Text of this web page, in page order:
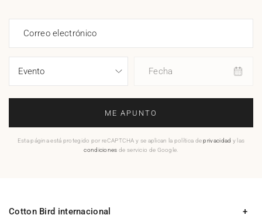
Correo electrónico
Fecha
ME APUNTO
Esta página está protegido por reCAPTCHA y se aplican la política deprivacidad y las
condiciones de servicio de Google.
Cotton Bird internacional